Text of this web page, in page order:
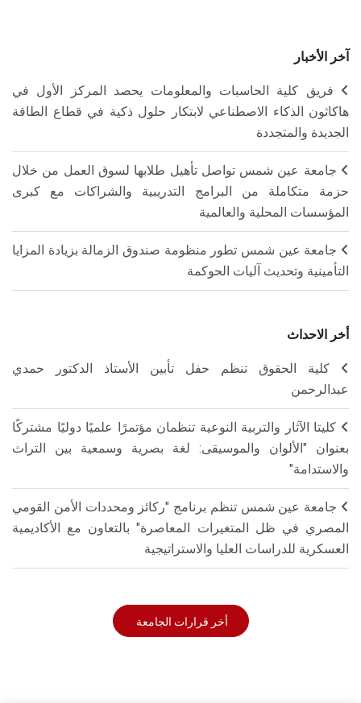
آخر الأخبار
فريق كلية الحاسبات والمعلومات يحصد المركز الأول في
هاكاثون الذكاء الاصطناعي لابتكار حلول ذكية في قطاع الطاقة
الجديدة والمتجددة
جامعة عين شمس تواصل تأهيل طلابها لسوق العمل من خلال
حزمة متكاملة من البرامج التدريبية والشراكات مع كبرى
المؤسسات المحلية والعالمية
جامعة عين شمس تطور منظومة صندوق الزمالة بزيادة المزايا
التأمينية وتحديث آليات الحوكمة
أخر الاحداث
كلية الحقوق تنظم حفل تأبين الأستاذ الدكتور حمدي
عبدالرحمن
كليتا الآثار والتربية النوعية تنظمان مؤتمرًا علميًا دوليًا مشتركًا
بعنوان "الألوان والموسيقى: لغة بصرية وسمعية بين التراث
والاستدامة"
جامعة عين شمس تنظم برنامج "ركائز ومحددات الأمن القومي
المصري في ظل المتغيرات المعاصرة" بالتعاون مع الأكاديمية
العسكرية للدراسات العليا والاستراتيجية
أخر قرارات الجامعة